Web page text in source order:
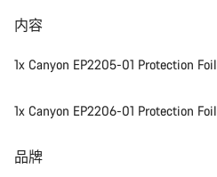
内容
1x Canyon EP2205-01 Protection Foil
1x Canyon EP2206-01 Protection Foil
品牌